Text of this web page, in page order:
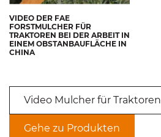
VIDEO DER FAE
FORSTMULCHER FÜR
TRAKTOREN BEI DER ARBEIT IN
EINEM OBSTANBAUFLÄCHE IN
CHINA
Video Mulcher für Traktoren
Gehe zu Produkten